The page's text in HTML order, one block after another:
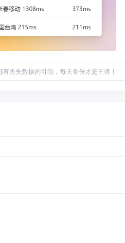
丢失数据的可能，每天备份才是王道！